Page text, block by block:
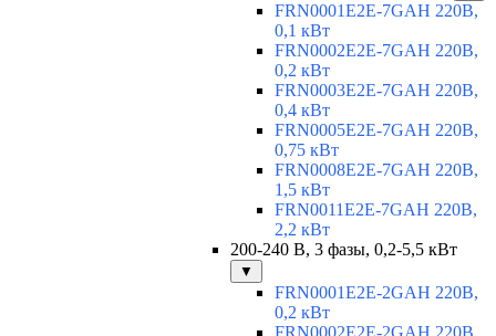
FRN0001E2E-7GAH 220В,
0,1 кВт
FRN0002E2E-7GAH 220В,
0,2 кВт
FRN0003E2E-7GAH 220В,
0,4 кВт
FRN0005E2E-7GAH 220В,
0,75 кВт
FRN0008E2E-7GAH 220В,
1,5 кВт
FRN0011E2E-7GAH 220В,
2,2 кВт
200-240 В, 3 фазы, 0,2-5,5 кВт
▼
FRN0001E2E-2GAH 220В,
0,2 кВт